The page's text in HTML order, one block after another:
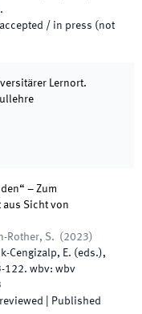
.
accepted / in press (not
Lernort.
– Zum
Sicht von
Rother, S. ( 2023)
Cengizalp, E. (eds.),
-122. wbv: wbv
reviewed Published